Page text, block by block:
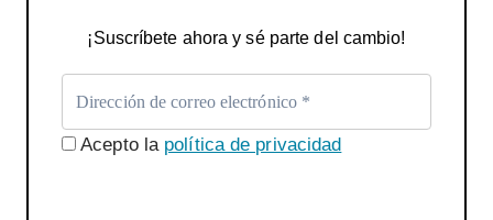
¡Suscríbete ahora y sé parte del cambio!
Acepto la política de privacidad